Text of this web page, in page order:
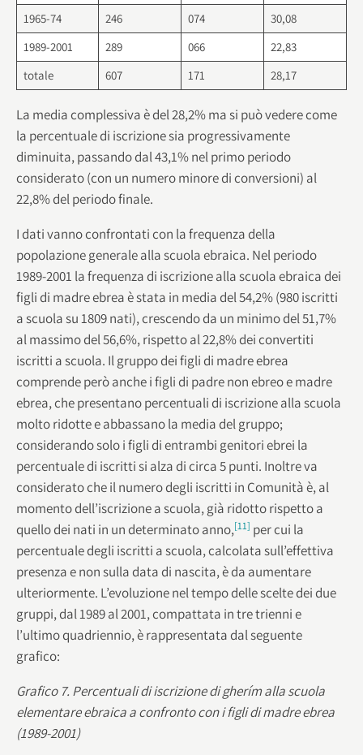
1965-74
246 074
30,08
1989-2001
289 066
22,83
totale
607 171 28,17
La media complessiva è del 28,2% ma si può vedere come
la percentuale di iscrizione sia progressivamente
diminuita, passando dal 43,1% nel primo periodo
considerato (con un numero minore di conversioni) al
22,8% del periodo finale.
I dati vanno confrontati con la frequenza della
popolazione generale alla scuola ebraica. Nel periodo
1989-2001 la frequenza di iscrizione alla scuola ebraica dei
figli di madre ebrea è stata in media del 54,2% (980 iscritti
a scuola su 1809 nati), crescendo da un minimo del 51,7%
al massimo del 56,6%, rispetto al 22,8% dei convertiti
iscritti a scuola. Il gruppo dei figli di madre ebrea
comprende però anche i figli di padre non ebreo e madre
ebrea, che presentano percentuali di iscrizione alla scuola
molto ridotte e abbassano la media del gruppo;
considerando solo i figli di entrambi genitori ebrei la
percentuale di iscritti si alza di circa 5 punti. Inoltre va
considerato che il numero degli iscritti in Comunità è, al
momento dell’iscrizione a scuola, già ridotto rispetto a
quello dei nati in un determinato anno,[11] per cui la
percentuale degli iscritti a scuola, calcolata sull’effettiva
presenza e non sulla data di nascita, è da aumentare
ulteriormente. L’evoluzione nel tempo delle scelte dei due
gruppi, dal 1989 al 2001, compattata in tre trienni e
l’ultimo quadriennio, è rappresentata dal seguente
grafico:
Grafico 7. Percentuali di iscrizione di gherím alla scuola
elementare ebraica a confronto con i figli di madre ebrea
(1989-2001)